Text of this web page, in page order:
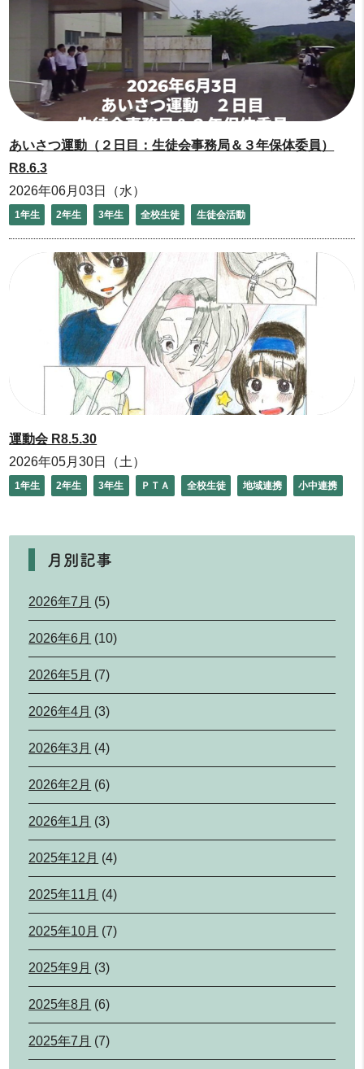
あいさつ運動（２日目：生徒会事務局＆３年保体委員）
R8.6.3
2026年06月03日（水）
1年生 2年生 3年生 全校生徒 生徒会活動
運動会 R8.5.30
2026年05月30日（土）
1年生 2年生 3年生 ＰＴＡ 全校生徒 地域連携 小中連携
月別記事
2026年7月 (5)
2026年6月 (10)
2026年5月 (7)
2026年4月 (3)
2026年3月 (4)
2026年2月 (6)
2026年1月 (3)
2025年12月 (4)
2025年11月 (4)
2025年10月 (7)
2025年9月 (3)
2025年8月 (6)
2025年7月 (7)